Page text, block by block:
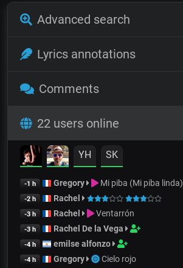
Advanced search
Lyrics annotations
Comments
22 users online
YH SK
-1 h Gregory Mi piba (Mi piba linda)
-2 h Rachel
-3 h Rachel Ventarrón
-3 h Rachel De la Vega
-4 h emilse alfonzo
-4 h Gregory Cielo rojo